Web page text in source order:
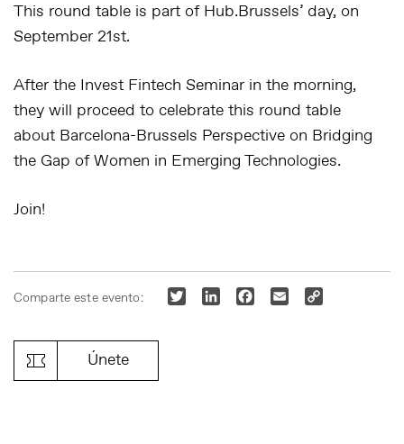
This round table is part of Hub.Brussels’ day, on
September 21st.
After the Invest Fintech Seminar in the morning,
they will proceed to celebrate this round table
about Barcelona-Brussels Perspective on Bridging
the Gap of Women in Emerging Technologies.
Join!
Comparte este evento: Twitter LinkedInFacebook
Email
Únete